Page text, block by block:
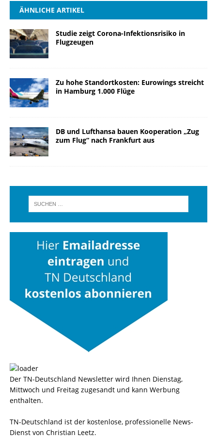
ÄHNLICHE ARTIKEL
Studie zeigt Corona-Infektionsrisiko in
Flugzeugen
Zu hohe Standortkosten: Eurowings streicht
in Hamburg 1.000 Flüge
DB und Lufthansa bauen Kooperation „Zug
zum Flug“ nach Frankfurt aus
Der TN-Deutschland Newsletter wird Ihnen Dienstag,
Mittwoch und Freitag zugesandt und kann Werbung
enthalten.
TN-Deutschland ist der kostenlose, professionelle News-
Dienst von Christian Leetz.